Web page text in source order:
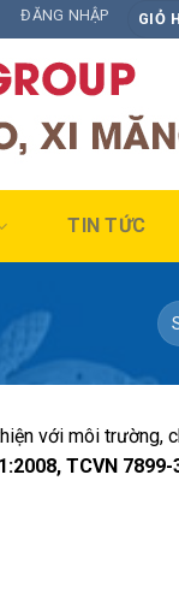
ĐĂNG NHẬP GIỎ
TIN TỨC
với môi trường,
TCVN